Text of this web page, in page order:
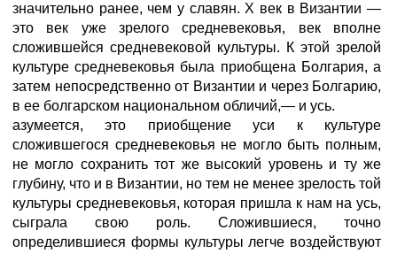
значительно ранее, чем у славян. Х век в Византии —
это век уже зрелого средневековья, век вполне
сложившейся средневековой культуры. К этой зрелой
культуре средневековья была приобщена Болгария, а
затем непосредственно от Византии и через Болгарию,
в ее болгарском национальном обличий,— и усь.
азумеется, это приобщение уси к культуре
сложившегося средневековья не могло быть полным,
не могло сохранить тот же высокий уровень и ту же
глубину, что и в Византии, но тем не менее зрелость той
культуры средневековья, которая пришла к нам на усь,
сыграла свою роль. Сложившиеся, точно
определившиеся формы культуры легче воздействуют